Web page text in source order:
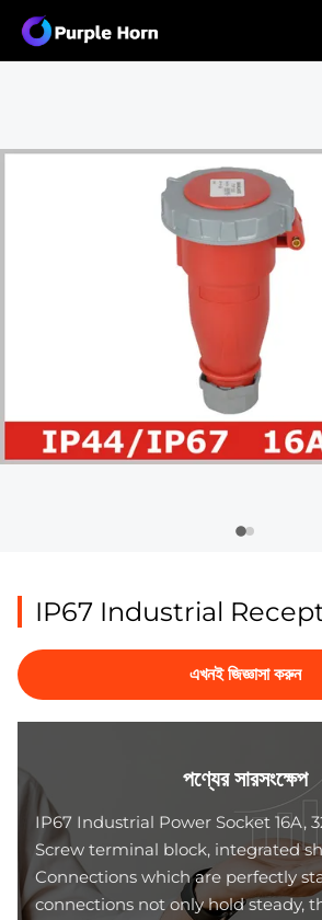
IP67 Industrial
এখনই জিজ্ঞাসা করুন
পণ্যের সারসংক্ষেপ
IP67 Industrial Power Socket 16A,
Screw terminal block, integrated
Connections which are perfectly
connections not only hold steady,